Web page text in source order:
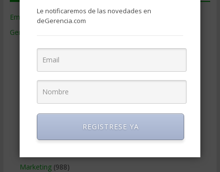
Empresas de Gerencia
Gerencia
Contabilidad(466)
Estrategia Empresarial
Finanzas Corporativas(748)
Gobierno Corporativo
Marketing(988)
Le notificaremos de las novedades en
deGerencia.com
REGISTRESE YA